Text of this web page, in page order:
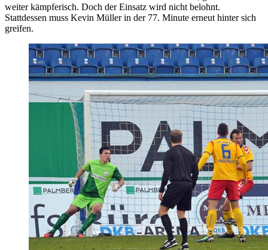
weiter kämpferisch. Doch der Einsatz wird nicht belohnt.
Stattdessen muss Kevin Müller in der 77. Minute erneut hinter sich
greifen.